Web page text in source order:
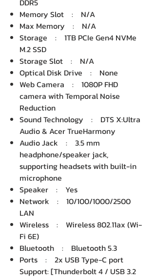
DDR5
Memory Slot : N/A
Max Memory : N/A
Storage : 1TB PCIe Gen4 NVMe
M.2 SSD
Storage Slot : N/A
Optical Disk Drive : None
Web Camera : 1080P FHD
camera with Temporal Noise
Reduction
Sound Technology : DTS X:Ultra
Audio & Acer TrueHarmony
Audio Jack : 3.5 mm
headphone/speaker jack,
supporting headsets with built-in
microphone
Speaker : Yes
Network : 10/100/1000/2500
LAN
Wireless : Wireless 802.11ax (Wi-
Fi 6E)
Bluetooth : Bluetooth 5.3
Ports : 2x USB Type-C port
Support: [Thunderbolt 4 / USB 3.2